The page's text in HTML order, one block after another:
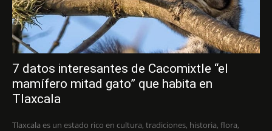
7 datos interesantes de Cacomixtle “el
mamífero mitad gato” que habita en
Tlaxcala
Tlaxcala es un estado rico en cultura, tradiciones, historia, flora,